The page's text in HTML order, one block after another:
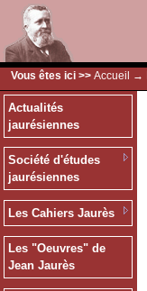
Vous êtes ici >> Accueil →
Actualités
jaurésiennes
Société d'études
jaurésiennes
Les Cahiers Jaurès
Les "Oeuvres" de
Jean Jaurès